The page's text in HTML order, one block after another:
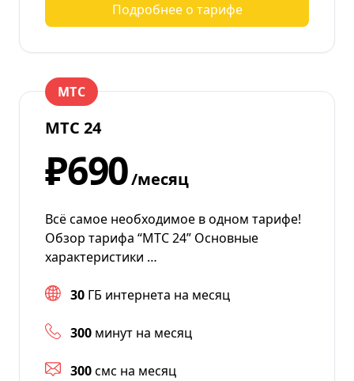
Подробнее о тарифе
МТС
МТС 24
₽690/месяц
Всё самое необходимое в одном тарифе!
Обзор тарифа “МТС 24” Основные
характеристики …
30 ГБ интернета на месяц
300 минут на месяц
300смс на месяц